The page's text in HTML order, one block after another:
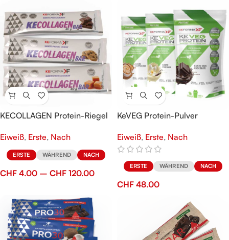
KECOLLAGEN Protein-Riegel
Eiweiß, Erste, Nach
ERSTE WÄHREND NACH
CHF 4.00 – CHF 120.00
KeVEG Protein-Pulver
Eiweiß, Erste, Nach
ERSTE WÄHREND NACH
CHF 48.00